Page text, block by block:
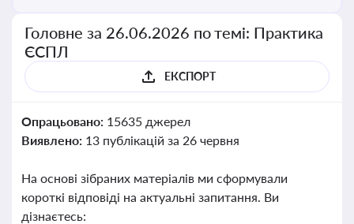
Головне за 26.06.2026 по темі: Практика
ЄСПЛ
ЕКСПОРТ
Опрацьовано: 15635 джерел
Виявлено: 13 публікацій за 26 червня
На основі зібраних матеріалів ми сформували
короткі відповіді на актуальні запитання. Ви
дізнаєтесь: